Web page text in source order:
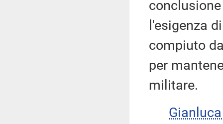
l'esigenza
compiuto
per
militare.